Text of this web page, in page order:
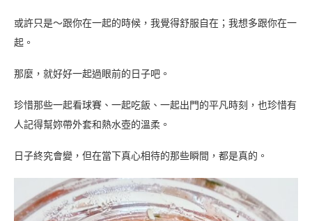
或許只是～跟你在一起的時候，我覺得舒服自在；我想多跟你在一
起。
那麼，就好好一起過眼前的日子吧。
珍惜那些一起看球賽、一起吃飯、一起出門的平凡時刻，也珍惜有
人記得幫妳帶外套和熱水壺的溫柔。
日子終究會變，但在當下真心相待的那些瞬間，都是真的。